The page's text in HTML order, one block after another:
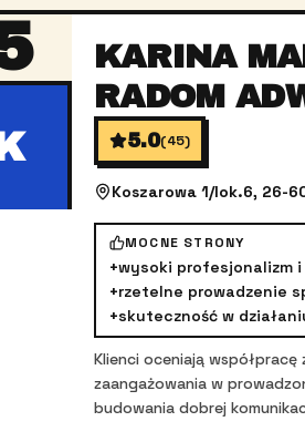
K
KARINA
RADOM
5.0(45)
Koszarowa 1/lok.6, 26-
MOCNE STRONY
+wysoki profesjonalizm i
+rzetelne prowadzenie
+skuteczność w
Klienci oceniają
zaangażowania w
budowania dobrej